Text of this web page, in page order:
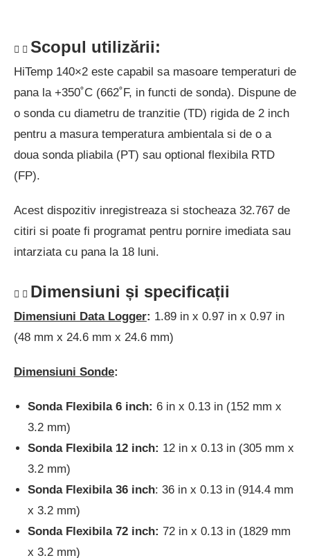
Scopul utilizării:
HiTemp 140×2 este capabil sa masoare temperaturi de
pana la +350˚C (662˚F, in functi de sonda). Dispune de
o sonda cu diametru de tranzitie (TD) rigida de 2 inch
pentru a masura temperatura ambientala si de o a
doua sonda pliabila (PT) sau optional flexibila RTD
(FP).
Acest dispozitiv inregistreaza si stocheaza 32.767 de
citiri si poate fi programat pentru pornire imediata sau
intarziata cu pana la 18 luni.
Dimensiuni și specificații
Dimensiuni Data Logger: 1.89 in x 0.97 in x 0.97 in
(48 mm x 24.6 mm x 24.6 mm)
Dimensiuni Sonde:
Sonda Flexibila 6 inch: 6 in x 0.13 in (152 mm x
3.2 mm)
Sonda Flexibila 12 inch: 12 in x 0.13 in (305 mm x
3.2 mm)
Sonda Flexibila 36 inch: 36 in x 0.13 in (914.4 mm
x 3.2 mm)
Sonda Flexibila 72 inch: 72 in x 0.13 in (1829 mm
x 3.2 mm)